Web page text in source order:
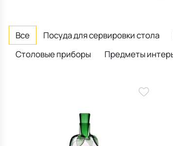
Все Посуда для сервировки стола
Столовые приборы
Предметы